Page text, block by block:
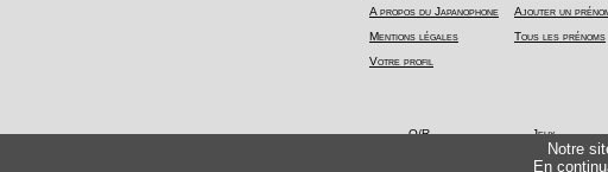
Notre
En
A propos du Japanophone
Mentions légales
Votre profil
Ajouter un
Tous les prénoms
Q/R Jeux